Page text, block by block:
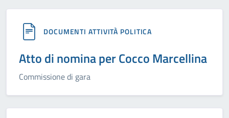
DOCUMENTI ATTIVITÀ POLITICA
Atto di nomina per Cocco Marcellina
Commissione di gara